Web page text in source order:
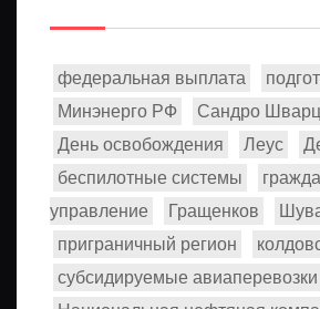
федеральная выплата
Минэнерго РФ
Сандро Шварц
День освобождения
Леус
беспилотные системы
управление
Гращенков
приграничный регион
субсидируемые авиаперевозки